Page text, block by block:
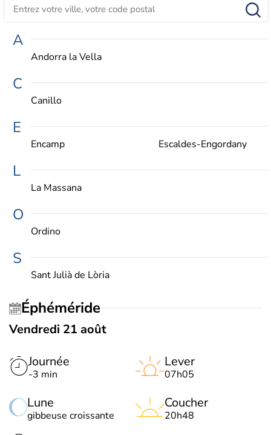
A
Andorra la Vella
C
Canillo
E
Encamp Escaldes-Engordany
L
La Massana
O
Ordino
S
Sant Julià de Lòria
Éphéméride
Vendredi 21 août
Journée
-3 min
Lune
gibbeuse croissante
Lever
07h05
Coucher
20h48